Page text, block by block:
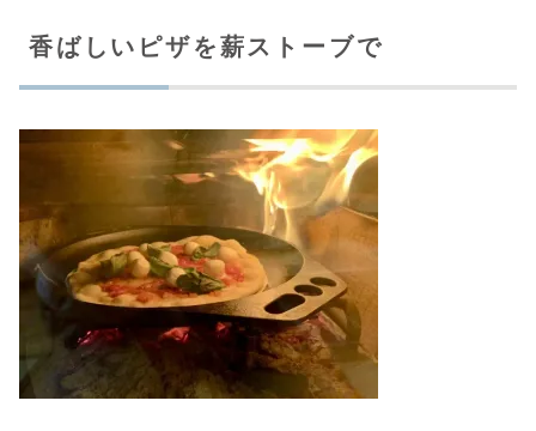
香ばしいピザを薪ストーブで